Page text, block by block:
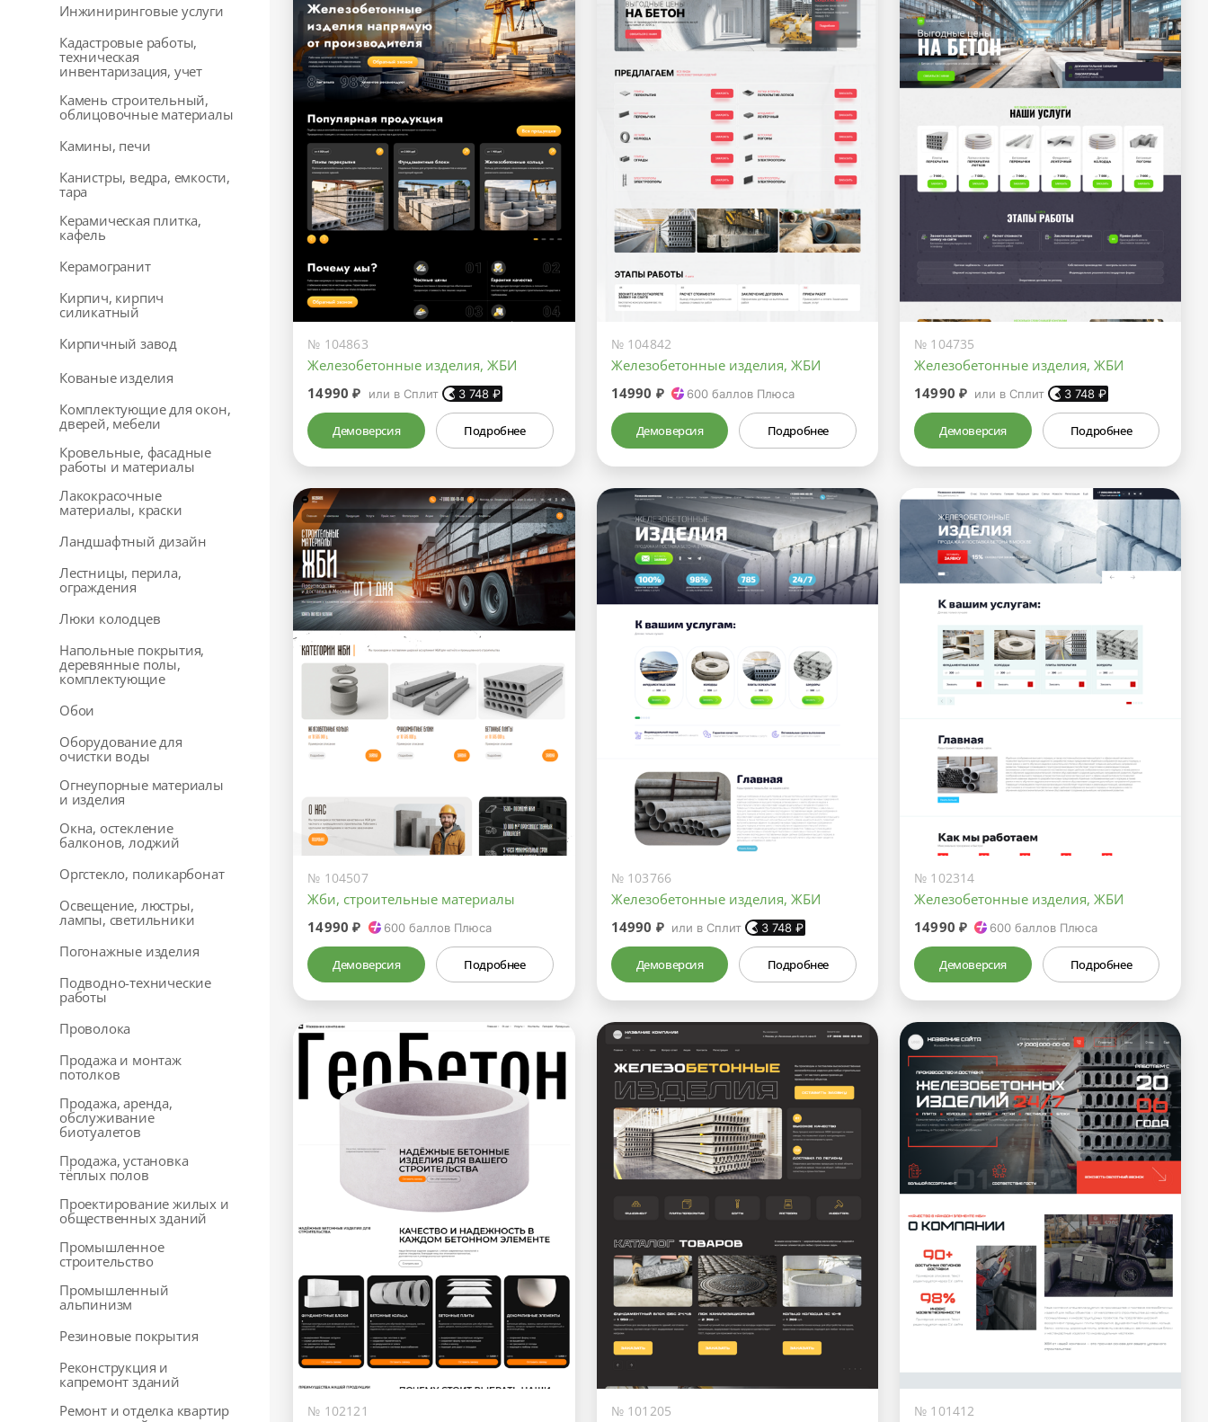
Инжиниринговые услуги
Кадастровые работы,
техническая
инвентаризация, учет
Камень строительный,
облицовочные материалы
Камины, печи
Канистры, ведра, емкости,
тара
Керамическая плитка,
кафель
Керамогранит
Кирпич, кирпич
силикатный
Кирпичный завод
Кованые изделия
Комплектующие для окон,
дверей, мебели
Кровельные, фасадные
работы и материалы
Лакокрасочные
материалы, краски
Ландшафтный дизайн
Лестницы, перила,
ограждения
Люки колодцев
Напольные покрытия,
деревянные полы,
комплектующие
Обои
Оборудование для
очистки воды
Огнеупорные материалы
и изделия
Окна, остекление
балконов, лоджий
Оргстекло, поликарбонат
Освещение, люстры,
лампы, светильники
Погонажные изделия
Подводно-технические
работы
Проволока
Продажа и монтаж
потолков
Продажа, аренда,
обслуживание
биотуалетов
Продажа, установка
тёплых полов
Проектирование жилых и
общественных зданий
Промышленное
строительство
Промышленный
альпинизм
Резиновые покрытия
Реконструкция и
капремонт зданий
Ремонт и отделка квартир
№ 104863
Железобетонные изделия, ЖБИ
14990 ₽
или в Сплит 3 748₽
Демоверсия Подробнее
№ 104842
Железобетонные изделия, ЖБИ
14990 ₽
600 баллов Плюса
Демоверсия Подробнее
№ 104735
Железобетонные изделия, ЖБИ
14990 ₽ или в Сплит 3 748 ₽
Демоверсия Подробнее
№ 104507
Жби, строительные материалы
14990 ₽
600баллов Плюса
Демоверсия Подробнее
№ 103766
Железобетонные изделия, ЖБИ
14990 ₽ или в Сплит 3 748 ₽
Демоверсия Подробнее
№ 102314
Железобетонные изделия, ЖБИ
14990 ₽
600 баллов Плюса
Демоверсия Подробнее
№ 102121 № 101205 № 101412